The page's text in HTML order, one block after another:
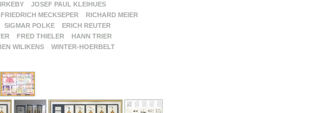
JOSEF PAUL KLEIHUES
FRIEDRICH MECKSEPER
RICHARD MEIER
SIGMAR POLKE
ERICH REUTER
FRED THIELER
HANN TRIER
WILIKENS
WINTER-HOERBELT